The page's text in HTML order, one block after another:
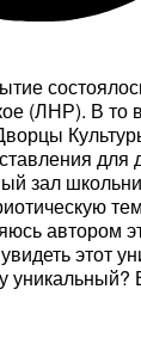
(ЛНР). В то
для
зал
автором
этот